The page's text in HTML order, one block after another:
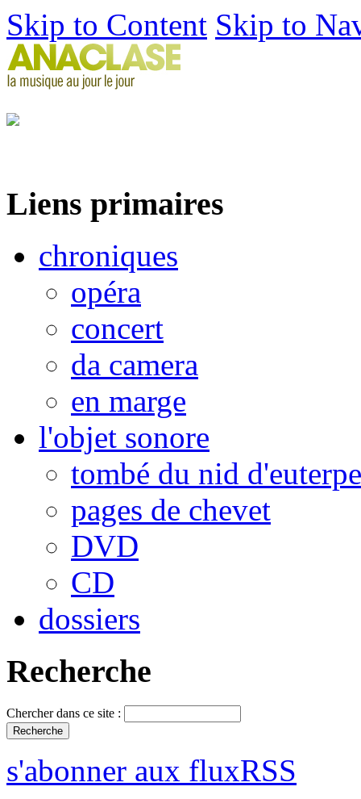
Skip to Content Skip to
Liens primaires
chroniques
opéra
concert
da camera
en marge
l'objet sonore
tombé du nid d'euterpe
pages de chevet
DVD
CD
dossiers
Recherche
Chercher dans ce site :
s'abonner aux fluxRSS